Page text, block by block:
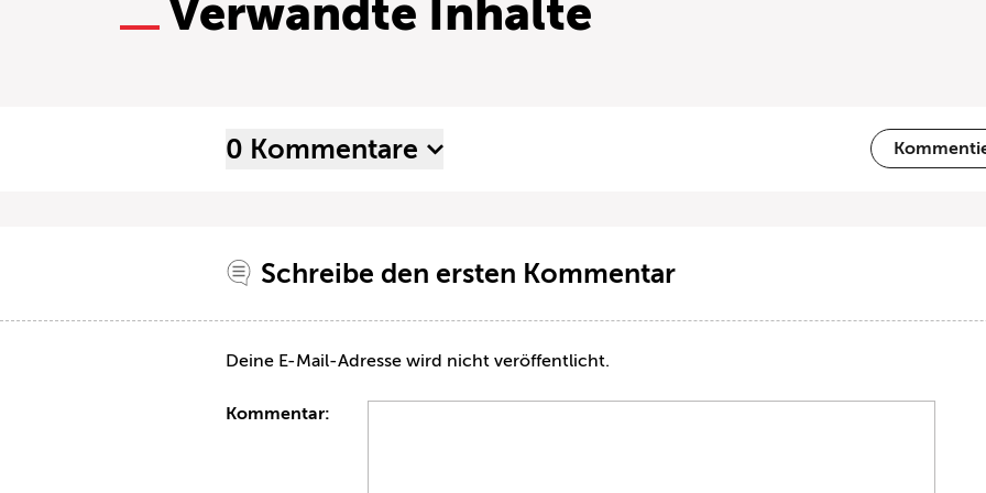
Verwandte Inhalte
0 Kommentare
Schreibe den ersten Kommentar
Deine E-Mail-Adresse wird nicht veröffentlicht.
Kommentar: